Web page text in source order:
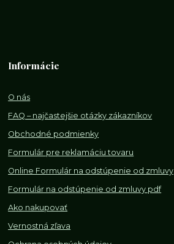
Informácie
O nás
FAQ – najčastejšie otázky zákazníkov
Obchodné podmienky
Formulár pre reklamáciu tovaru
Online Formulár na odstúpenie od zmluvy
Formulár na odstúpenie od zmluvy pdf
Ako nakupovať
Vernostná zľava